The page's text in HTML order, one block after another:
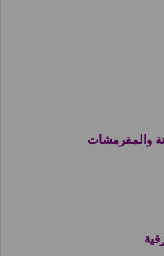
والمقرمشات